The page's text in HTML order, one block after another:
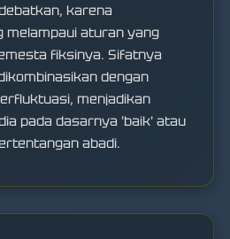
karena
aturan yang
fiksinya. Sifatnya
dengan
menjadikan
pada dasarnya 'baik' atau
abadi.